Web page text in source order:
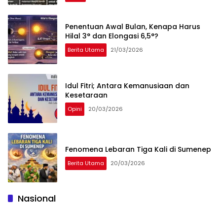
Penentuan Awal Bulan, Kenapa Harus
Hilal 3° dan Elongasi 6,5°?
Berita Utama 21/03/2026
Idul Fitri; Antara Kemanusiaan dan
Kesetaraan
Opini 20/03/2026
Fenomena Lebaran Tiga Kali di Sumenep
Berita Utama 20/03/2026
Nasional